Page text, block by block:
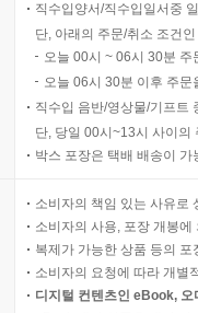
직수입양서/직수입일서중
단, 아래의 주문/취소 조건
오늘 00시 ~ 06시 30분
오늘 06시 30분 이후 주
직수입 음반/영상물/기프트
단, 당일 00시~13시 사이의
박스 포장은 택배 배송이
소비자의 책임 있는 사유로
소비자의 사용, 포장 개봉
복제가 가능한 상품 등의
소비자의 요청에 따라 개별
디지털 컨텐츠인 eBook,